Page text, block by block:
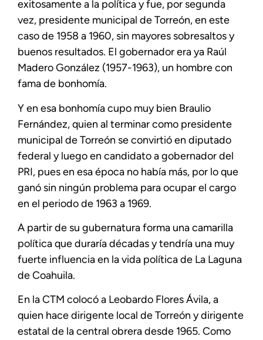
exitosamente a la política y fue, por segunda
vez, presidente municipal de Torreón, en este
caso de 1958 a 1960, sin mayores sobresaltos y
buenos resultados. El gobernador era ya Raúl
Madero González (1957-1963), un hombre con
fama de bonhomía.
Y en esa bonhomía cupo muy bien Braulio
Fernández, quien al terminar como presidente
municipal de Torreón se convirtió en diputado
federal y luego en candidato a gobernador del
PRI, pues en esa época no había más, por lo que
ganó sin ningún problema para ocupar el cargo
en el periodo de 1963 a 1969.
A partir de su gubernatura forma una camarilla
política que duraría décadas y tendría una muy
fuerte influencia en la vida política de La Laguna
de Coahuila.
En la CTM colocó a Leobardo Flores Ávila, a
quien hace dirigente local de Torreón y dirigente
estatal de la central obrera desde 1965. Como